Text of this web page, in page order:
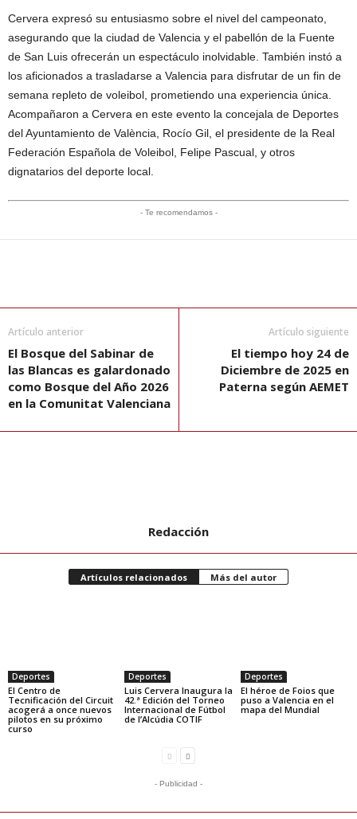
Cervera expresó su entusiasmo sobre el nivel del campeonato,
asegurando que la ciudad de Valencia y el pabellón de la Fuente
de San Luis ofrecerán un espectáculo inolvidable. También instó a
los aficionados a trasladarse a Valencia para disfrutar de un fin de
semana repleto de voleibol, prometiendo una experiencia única.
Acompañaron a Cervera en este evento la concejala de Deportes
del Ayuntamiento de València, Rocío Gil, el presidente de la Real
Federación Española de Voleibol, Felipe Pascual, y otros
dignatarios del deporte local.
- Te recomendamos -
Artículo anterior
El Bosque del Sabinar de
las Blancas es galardonado
como Bosque del Año 2026
en la Comunitat Valenciana
Artículo siguiente
El tiempo hoy 24 de
Diciembre de 2025 en
Paterna según AEMET
Redacción
Artículos relacionados Más del autor
Deportes
El Centro de
Tecnificación del Circuit
acogerá a once nuevos
pilotos en su próximo
curso
Deportes
Luis Cervera Inaugura la
42.ª Edición del Torneo
Internacional de Fútbol
de l’Alcúdia COTIF
Deportes
El héroe de Foios que
puso a Valencia en el
mapa del Mundial
- Publicidad -